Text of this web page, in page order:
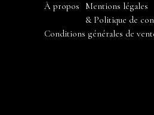
À propos
Mentions légales
& Politique de
Conditions générales de